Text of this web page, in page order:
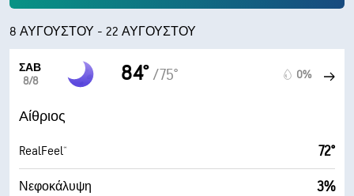
8 ΑΥΓΟΎΣΤΟΥ - 22 ΑΥΓΟΎΣΤΟΥ
ΣΆΒ
8/8
84° /75° 0%
Αίθριος
RealFeel® 72°
Νεφοκάλυψη 3%